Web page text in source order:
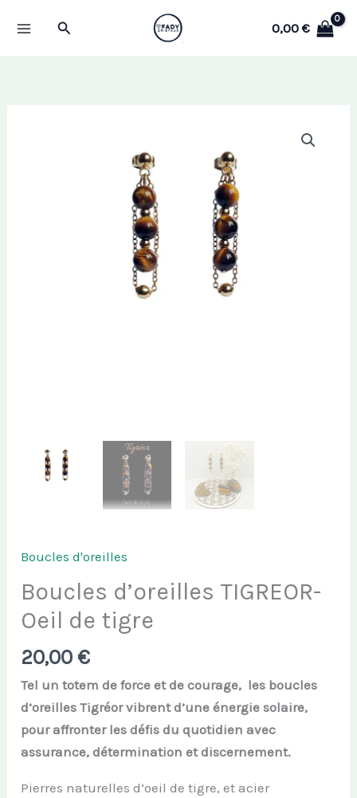
Rechercher 0,00€
Boucles d'oreilles
Boucles d’oreilles TIGREOR-
Oeil de tigre
20,00€
Tel un totem de force et de courage, les boucles
d’oreilles Tigréor vibrent d’une énergie solaire,
pour affronter les défis du quotidien avec
assurance, détermination et discernement.
Pierres naturelles d’oeil de tigre, et acier